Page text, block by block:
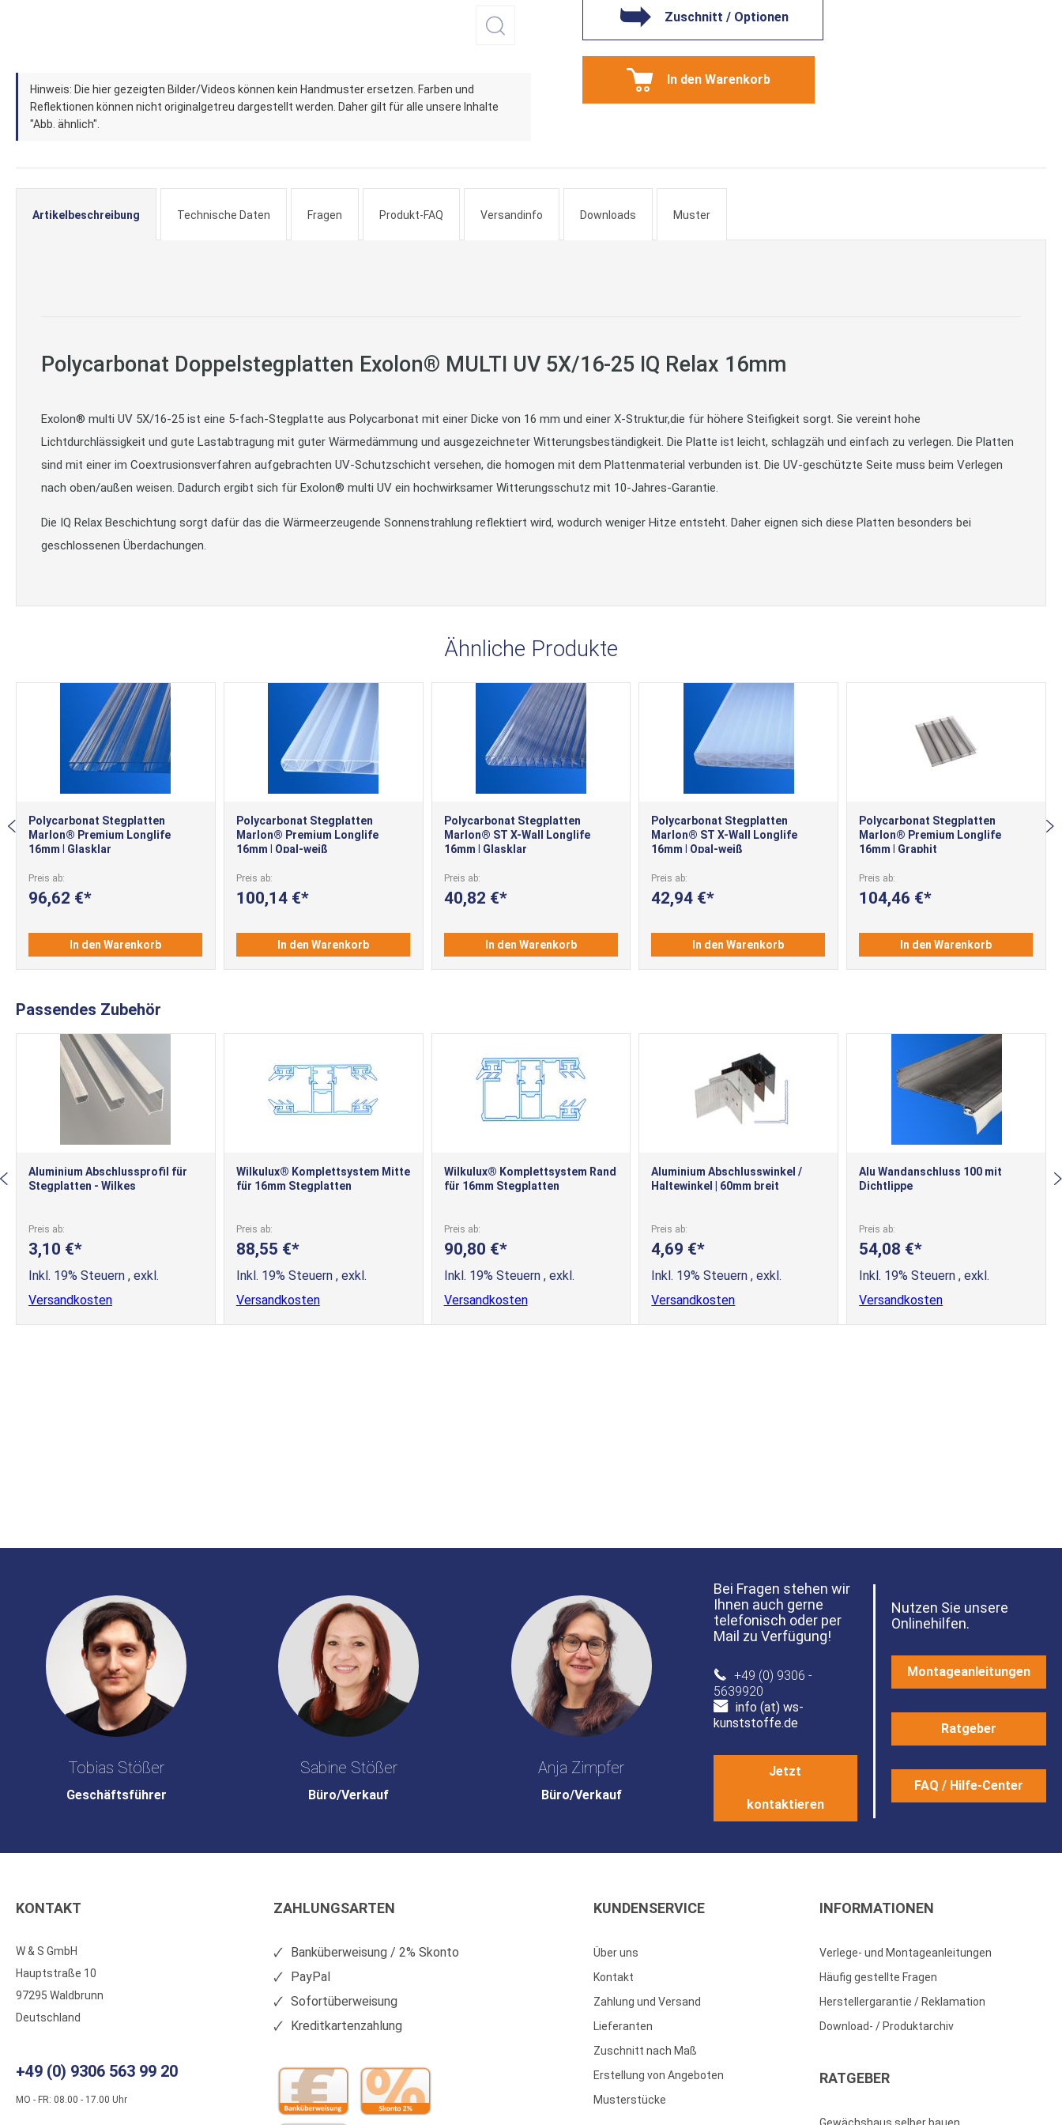
Zum
Anfang
der
Bildergalerie
springen
Hinweis: Die hier gezeigten Bilder/Videos können kein Handmuster ersetzen. Farben und
Reflektionen können nicht originalgetreu dargestellt werden. Daher gilt für alle unsere Inhalte
"Abb. ähnlich".
Zuschnitt / Optionen
In den Warenkorb
Artikelbeschreibung
Polycarbonat Doppelstegplatten Exolon® MULTI UV 5X/16-25 IQ Relax 16mm
Exolon® multi UV 5X/16-25 ist eine 5-fach-Stegplatte aus Polycarbonat mit einer Dicke von 16 mm und einer X-Struktur,die für höhere Steifigkeit sorgt. Sie vereint hohe
Lichtdurchlässigkeit und gute Lastabtragung mit guter Wärmedämmung und ausgezeichneter Witterungsbeständigkeit. Die Platte ist leicht, schlagzäh und einfach zu verlegen. Die Platten
sind mit einer im Coextrusionsverfahren aufgebrachten UV-Schutzschicht versehen, die homogen mit dem Plattenmaterial verbunden ist. Die UV-geschützte Seite muss beim Verlegen
nach oben/außen weisen. Dadurch ergibt sich für Exolon® multi UV ein hochwirksamer Witterungsschutz mit 10-Jahres-Garantie.
Die IQ Relax Beschichtung sorgt dafür das die Wärmeerzeugende Sonnenstrahlung reflektiert wird, wodurch weniger Hitze entsteht. Daher eignen sich diese Platten besonders bei
geschlossenen Überdachungen.
Technische Daten Fragen Produkt-FAQ Versandinfo Downloads Muster
Ähnliche Produkte
Polycarbonat Stegplatten
Marlon® Premium Longlife
16mm | Glasklar
Preis ab
96,62 €
In den Warenkorb
Polycarbonat Stegplatten
Marlon® Premium Longlife
16mm | Opal-weiß
Preis ab
100,14 €
In den Warenkorb
Polycarbonat Stegplatten
Marlon® ST X-Wall Longlife
16mm | Glasklar
Preis ab
40,82 €
In den Warenkorb
Polycarbonat Stegplatten
Marlon® ST X-Wall Longlife
16mm | Opal-weiß
Preis ab
42,94 €
In den Warenkorb
Polycarbonat Stegplatten
Marlon® Premium Longlife
16mm | Graphit
Preis ab
104,46 €
In den Warenkorb
Passendes Zubehör
Aluminium Abschlussprofil für
Stegplatten - Wilkes
Preis ab
3,10 €
Inkl. 19% Steuern , exkl.
Versandkosten
Wilkulux® Komplettsystem Mitte
für 16mm Stegplatten
Preis ab
88,55 €
Inkl. 19% Steuern , exkl.
Versandkosten
Wilkulux® Komplettsystem Rand
für 16mm Stegplatten
Preis ab
90,80 €
Inkl. 19% Steuern , exkl.
Versandkosten
Aluminium Abschlusswinkel /
Haltewinkel | 60mm breit
Preis ab
4,69 €
Inkl. 19% Steuern, exkl.
Versandkosten
Alu Wandanschluss 100 mit
Dichtlippe
Preis ab
54,08 €
Inkl. 19% Steuern, exkl.
Versandkosten
Tobias Stößer
Geschäftsführer
Sabine Stößer
Büro/Verkauf
Anja Zimpfer
Büro/Verkauf
Bei Fragen stehen wir
Ihnen auch gerne
telefonisch oder per
Mail zu Verfügung!
+49 (0) 9306 -
5639920
info (at) ws-
kunststoffe.de
Jetzt
kontaktieren
Nutzen Sie unsere
Onlinehilfen.
Montageanleitungen
Ratgeber
FAQ / Hilfe-Center
KONTAKT
W & S GmbH
Hauptstraße 10
97295 Waldbrunn
Deutschland
+49 (0) 9306 563 99 20
MO - FR: 08.00 - 17.00 Uhr
ZAHLUNGSARTEN
Banküberweisung / 2% Skonto
PayPal
Sofortüberweisung
Kreditkartenzahlung
KUNDENSERVICE
Über uns
Kontakt
Zahlung und Versand
Lieferanten
Zuschnitt nach Maß
Erstellung von Angeboten
Musterstücke
INFORMATIONEN
Verlege- und Montageanleitungen
Häufig gestellte Fragen
Herstellergarantie / Reklamation
Download- / Produktarchiv
RATGEBER